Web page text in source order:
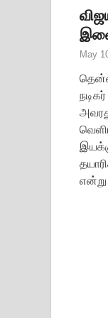
May
என்று